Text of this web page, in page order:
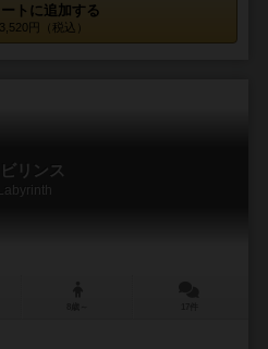
ートに追加する
3,520円（税込）
リンス
Labyrinth